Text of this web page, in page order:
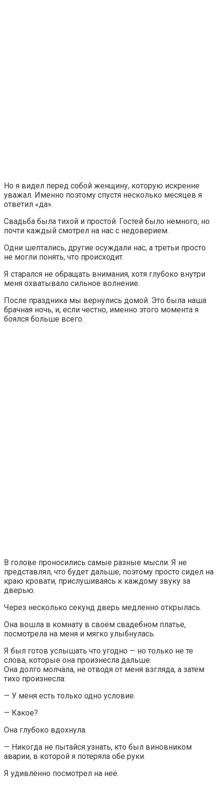
Но я видел перед собой женщину, которую искренне
уважал. Именно поэтому спустя несколько месяцев я
ответил «да».
Свадьба была тихой и простой. Гостей было немного, но
почти каждый смотрел на нас с недоверием.
Одни шептались, другие осуждали нас, а третьи просто
не могли понять, что происходит.
Я старался не обращать внимания, хотя глубоко внутри
меня охватывало сильное волнение.
После праздника мы вернулись домой. Это была наша
брачная ночь, и, если честно, именно этого момента я
боялся больше всего.
В голове проносились самые разные мысли. Я не
представлял, что будет дальше, поэтому просто сидел на
краю кровати, прислушиваясь к каждому звуку за
дверью.
Через несколько секунд дверь медленно открылась.
Она вошла в комнату в своём свадебном платье,
посмотрела на меня и мягко улыбнулась.
Я был готов услышать что угодно — но только не те
слова, которые она произнесла дальше.
Она долго молчала, не отводя от меня взгляда, а затем
тихо произнесла:
— У меня есть только одно условие.
— Какое?
Она глубоко вдохнула.
— Никогда не пытайся узнать, кто был виновником
аварии, в которой я потеряла обе руки.
Я удивлённо посмотрел на неё.